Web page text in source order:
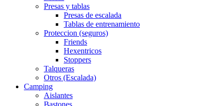
Presas y tablas
Presas de escalada
Tablas de entrenamiento
Proteccion (seguros)
Friends
Hexentricos
Stoppers
Talqueras
Otros (Escalada)
Camping
Aislantes